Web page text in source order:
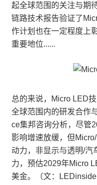
起全球范围的关注与期
链路技术报告验证了
作计划也在一定程度上
重要地位......
总的来说，Micro LED
全球范围内的研发合作
ce集邦咨询分析，尽管
影响增速放缓，但
动力，非显示与透明/汽
力，预估2029年Micro
美金。（文：LEDinside